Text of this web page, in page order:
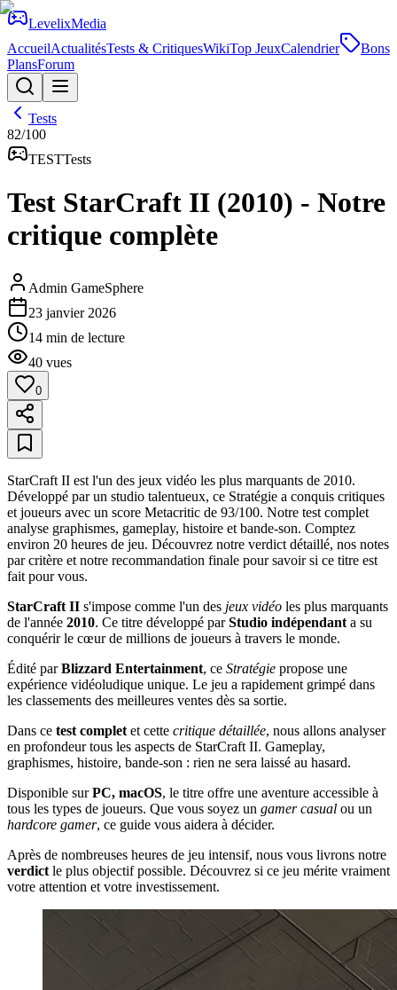
LevelixMedia
AccueilActualitésTests & CritiquesWikiTop JeuxCalendrier
Bons
PlansForum
Tests
82/100
TESTTests
Test StarCraft II (2010) - Notre
critique complète
Admin GameSphere
23 janvier 2026
14 min de lecture
40 vues
0
StarCraft II est l'un des jeux vidéo les plus marquants de 2010.
Développé par un studio talentueux, ce Stratégie a conquis critiques
et joueurs avec un score Metacritic de 93/100. Notre test complet
analyse graphismes, gameplay, histoire et bande-son. Comptez
environ 20 heures de jeu. Découvrez notre verdict détaillé, nos notes
par critère et notre recommandation finale pour savoir si ce titre est
fait pour vous.
StarCraft II s'impose comme l'un des jeux vidéo les plus marquants
de l'année 2010. Ce titre développé parStudio indépendant a su
conquérir le cœur de millions de joueurs à travers le monde.
Édité parBlizzard Entertainment, ce Stratégie propose une
expérience vidéoludique unique. Le jeu a rapidement grimpé dans
les classements des meilleures ventes dès sa sortie.
Dans ce test complet et cette critique détaillée, nous allons analyser
en profondeur tous les aspects de StarCraft II. Gameplay,
graphismes, histoire, bande-son : rien ne sera laissé au hasard.
Disponible surPC, macOS, le titre offre une aventure accessible à
tous les types de joueurs. Que vous soyez un gamer casual ou un
hardcore gamer, ce guide vous aidera à décider.
Après de nombreuses heures de jeu intensif, nous vous livrons notre
verdict le plus objectif possible. Découvrez si ce jeu mérite vraiment
votre attention et votre investissement.